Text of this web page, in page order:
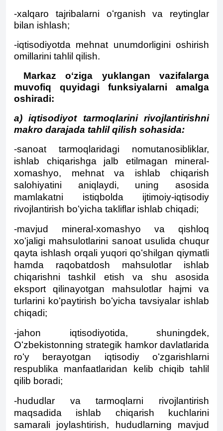
-xalqaro tajribalarni oʻrganish va reytinglar
bilan ishlash;
-iqtisodiyotda mehnat unumdorligini oshirish
omillarini tahlil qilish.
Markaz oʻziga yuklangan vazifalarga
muvofiq quyidagi funksiyalarni amalga
oshiradi:
a) iqtisodiyot tarmoqlarini rivojlantirishni
makro darajada tahlil qilish sohasida:
-sanoat tarmoqlaridagi nomutanosibliklar,
ishlab chiqarishga jalb etilmagan mineral-
xomashyo, mehnat va ishlab chiqarish
salohiyatini aniqlaydi, uning asosida
mamlakatni istiqbolda ijtimoiy-iqtisodiy
rivojlantirish boʻyicha takliflar ishlab chiqadi;
-mavjud mineral-xomashyo va qishloq
xoʻjaligi mahsulotlarini sanoat usulida chuqur
qayta ishlash orqali yuqori qoʻshilgan qiymatli
hamda raqobatdosh mahsulotlar ishlab
chiqarishni tashkil etish va shu asosida
eksport qilinayotgan mahsulotlar hajmi va
turlarini koʻpaytirish boʻyicha tavsiyalar ishlab
chiqadi;
-jahon iqtisodiyotida, shuningdek,
Oʻzbekistonning strategik hamkor davlatlarida
roʻy berayotgan iqtisodiy oʻzgarishlarni
respublika manfaatlaridan kelib chiqib tahlil
qilib boradi;
-hududlar va tarmoqlarni rivojlantirish
maqsadida ishlab chiqarish kuchlarini
samarali joylashtirish, hududlarning mavjud